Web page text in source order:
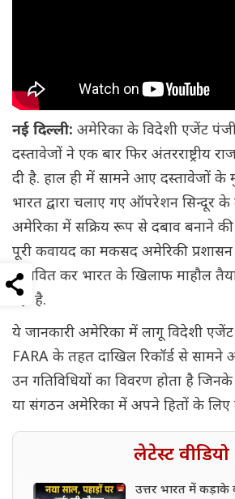
नई दिल्ली: अमेरिका के विदेशी एजेंट
दस्तावेजों ने एक बार फिर अंतरराष्ट्रीय
दी है. हाल ही में सामने आए दस्तावेजों के
भारत द्वारा चलाए गए ऑपरेशन सिन्दूर के
अमेरिका में सक्रिय रूप से दबाव बनाने
पूरी कवायद का मकसद अमेरिकी
प्रभावित कर भारत के खिलाफ माहौल
रहा है.
ये जानकारी अमेरिका में लागू विदेशी
FARA के तहत दाखिल रिकॉर्ड से सामने
उन गतिविधियों का विवरण होता है
या संगठन अमेरिका में अपने हितों के लिए
लेटेस्ट वीडियो
उत्तर भारत में कड़ाके